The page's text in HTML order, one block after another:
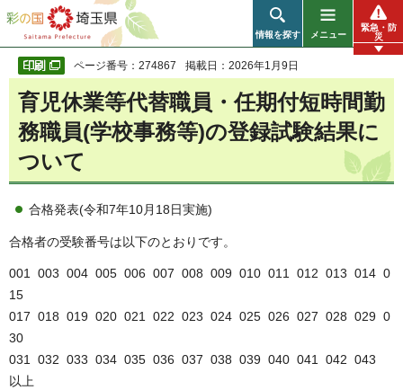
彩の国 埼玉県
情報を探す メニュー
緊急・防
災
ページ番号：274867 掲載日：2026年1月9日
育児休業等代替職員・任期付短時間勤
務職員(学校事務等)の登録試験結果に
ついて
合格発表(令和7年10月18日実施)
合格者の受験番号は以下のとおりです。
001 003 004 005 006 007 008 009 010 011 012 013 014 0
15
017 018 019 020 021 022 023 024 025 026 027 028 029 0
30
031 032 033 034 035 036 037 038 039 040 041 042 043
以上